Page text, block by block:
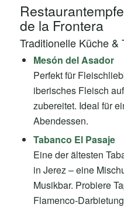
de la Frontera
Traditionelle Küche &
Mesón del Asador
Perfekt für
iberisches Fleisch
zubereitet. Ideal für
Abendessen.
Tabanco El Pasaje
Eine der ältesten
in Jerez – eine
Musikbar. Probiere
Flamenco-